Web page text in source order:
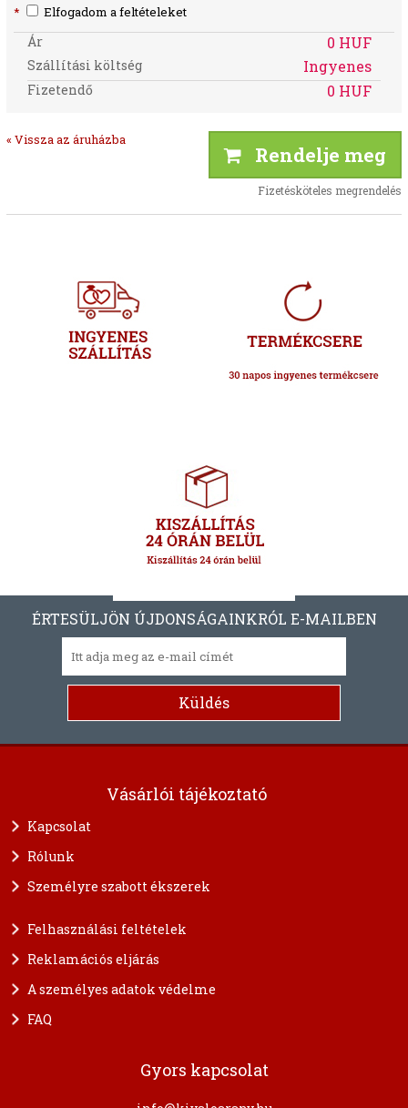
* Elfogadom a feltételeket
Ár 0 HUF
Szállítási költség Ingyenes
Fizetendő 0 HUF
« Vissza az áruházba
Rendelje meg
Fizetésköteles megrendelés
ÉRTESÜLJÖN ÚJDONSÁGAINKRÓL E-MAILBEN
Vásárlói tájékoztató
Kapcsolat
Rólunk
Személyre szabott ékszerek
Felhasználási feltételek
Reklamációs eljárás
A személyes adatok védelme
FAQ
Gyors kapcsolat